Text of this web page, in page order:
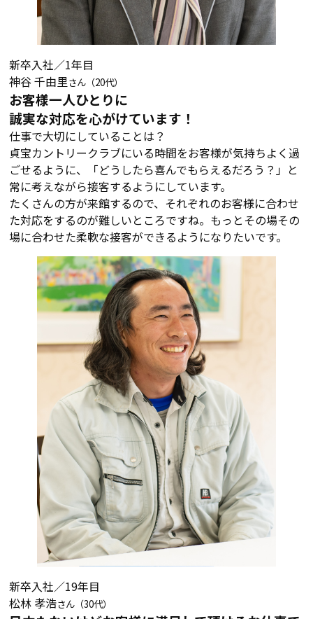
新卒入社／1年目
神谷 千由里さん（20代）
お客様一人ひとりに
誠実な対応を心がけています！
仕事で大切にしていることは？
貞宝カントリークラブにいる時間をお客様が気持ちよく過
ごせるように、「どうしたら喜んでもらえるだろう？」と
常に考えながら接客するようにしています。
たくさんの方が来館するので、それぞれのお客様に合わせ
た対応をするのが難しいところですね。もっとその場その
場に合わせた柔軟な接客ができるようになりたいです。
新卒入社／19年目
松林 孝浩さん（30代）